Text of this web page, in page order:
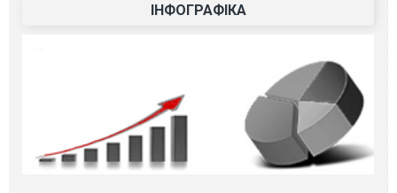
ІНФОГРАФІКА